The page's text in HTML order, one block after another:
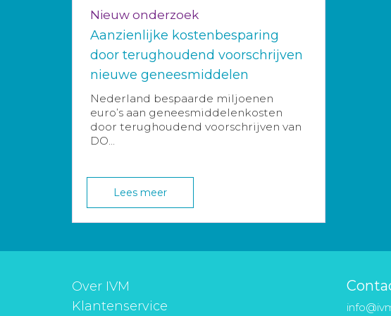
Nieuw onderzoek
Aanzienlijke kostenbesparing
door terughoudend voorschrijven
nieuwe geneesmiddelen
Nederland bespaarde miljoenen
euro’s aan geneesmiddelenkosten
door terughoudend voorschrijven van
DO...
Lees meer
Over IVM
Klantenservice